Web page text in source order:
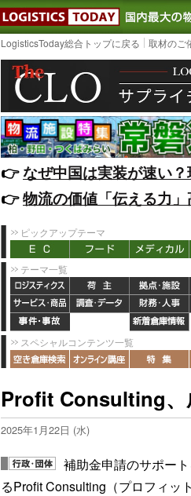
LogisticsToday総合トップに戻る 取材のご
👉️なぜ中国は実装が速い
👉️物流の価値「伝える力
ピックアップテーマ
テーマ一覧
スペシャルコンテンツ一覧
Profit Consulting、
2025年1月22日 (水)
補助金申請のサポー
るProfit Consulting（プロフィッ